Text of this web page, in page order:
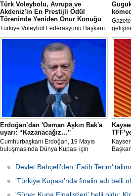
Türk Voleybolu, Avrupa ve
Akdeniz'in En Prestijli Ödül
Töreninde Yeniden Onur Konuğu
Türkiye Voleybol Federasyonu Başkanı
Mehmet Akif Üstündağ ile A Milli Kadın
Voleybol Takımı Başantrenörü Daniele
Santarelli, İtalya'nın başkenti Roma'da
düzenlenecek Euro-Mediterranean
Excellence Award 2026 (Akdeniz
Mükemmeliyet Ödülü) törenine 2. kez
resmi olarak davet edildi.
Erdoğan’dan 'Osman Aşkın Bak'a
uyarı: “Kazanacağız…”
Cumhurbaşkanı Erdoğan, 19 Mayıs
buluşmasında Dünya Kupası için
Spor Bakanı Osman Aşkın Bak’a,
"Sürpriz yapabiliriz deme, kazanacağız
diyeceksin" sözleriyle müdahale etti.
ve
ligin
Devlet Bahçeli’den ‘Fatih Terim’
'Türkiye Kupası'nda finalin adı belli